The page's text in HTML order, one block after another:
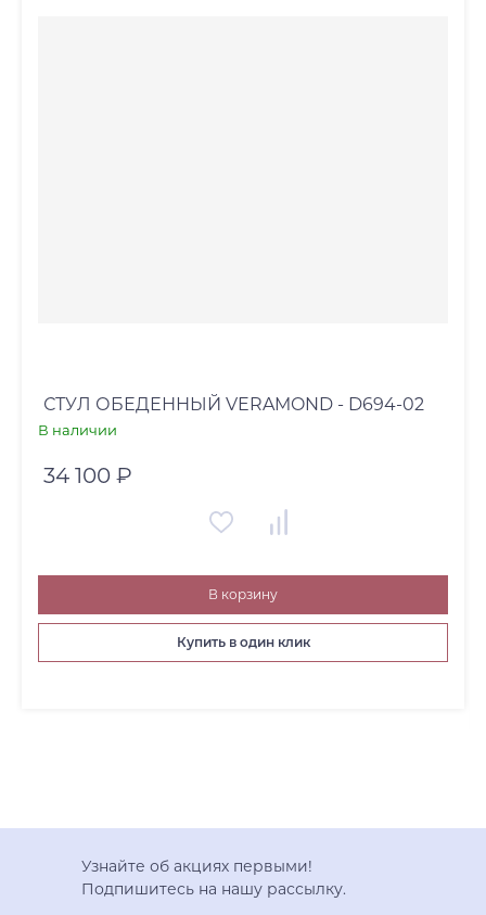
СТУЛ ОБЕДЕННЫЙ VERAMOND - D694-02
В наличии
34 100 ₽
В корзину
Купить в один клик
Узнайте об акциях первыми!
Подпишитесь на нашу рассылку.